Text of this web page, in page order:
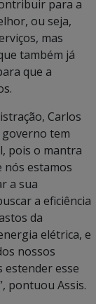
para a
ou seja,
mas
também já
que a
Carlos
governo tem
pois o mantra
nós estamos
a sua
a eficiência
da
elétrica, e
nossos
estender esse
pontuou Assis.